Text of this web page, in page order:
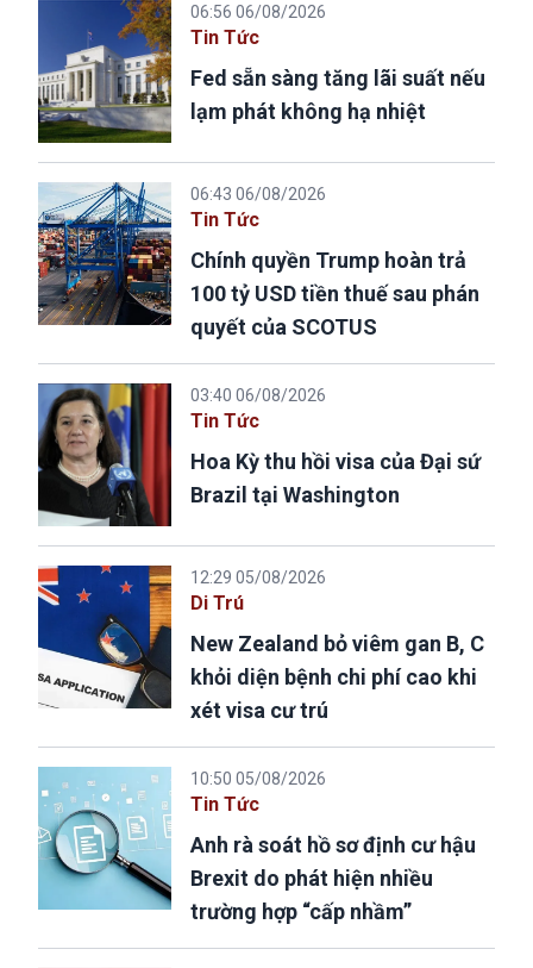
06:56 06/08/2026
Tin Tức
Fed sẵn sàng tăng lãi suất nếu
lạm phát không hạ nhiệt
06:43 06/08/2026
Tin Tức
Chính quyền Trump hoàn trả
100 tỷ USD tiền thuế sau phán
quyết của SCOTUS
03:40 06/08/2026
Tin Tức
Hoa Kỳ thu hồi visa của Đại sứ
Brazil tại Washington
12:29 05/08/2026
Di Trú
New Zealand bỏ viêm gan B, C
khỏi diện bệnh chi phí cao khi
xét visa cư trú
10:50 05/08/2026
Tin Tức
Anh rà soát hồ sơ định cư hậu
Brexit do phát hiện nhiều
trường hợp “cấp nhầm”